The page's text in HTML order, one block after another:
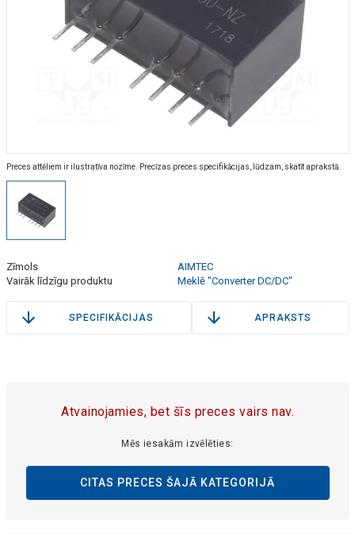
Preces attēliem ir ilustratīva nozīme. Precīzas preces specifikācijas, lūdzam, skatīt aprakstā.
Zīmols
AIMTEC
Vairāk līdzīgu produktu
Meklē "Converter DC/DC"
SPECIFIKĀCIJAS APRAKSTS
Atvainojamies, bet šīs preces vairs nav.
Mēs iesakām izvēlēties:
CITAS PRECES ŠAJĀ KATEGORIJĀ